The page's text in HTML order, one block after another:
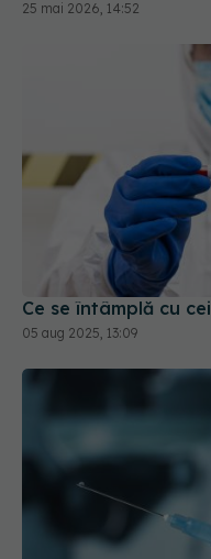
Ce se întâmplă cu
05 aug 2025, 13:09
UE a autorizat